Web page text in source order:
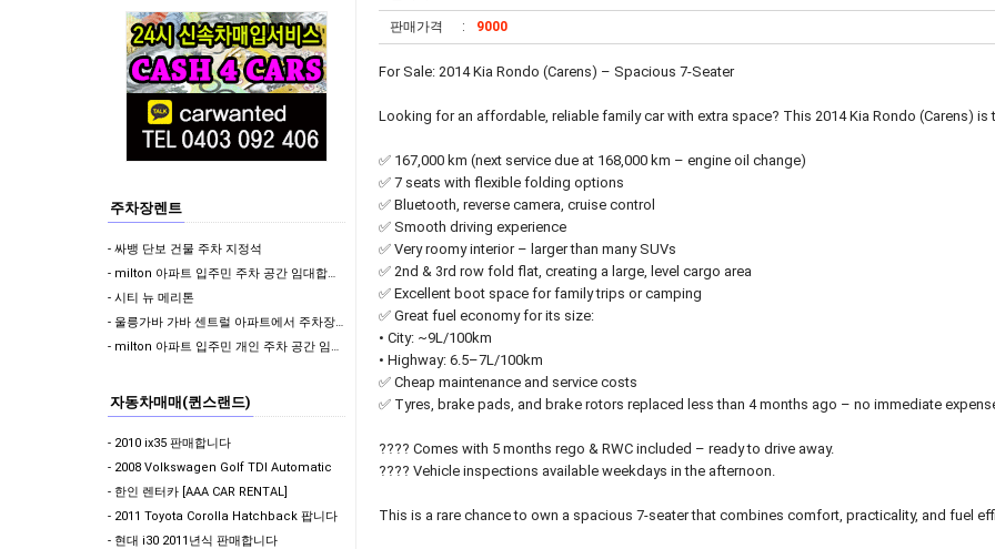
주차장렌트
- 싸뱅 단보 건물 주차 지정석
- milton 아파트 입주민 주차 공간 임대합니다 (지정석) !!
- 시티 뉴 메리톤
- 울릉가바 가바 센트럴 아파트에서 주차장 렌트합니다
- milton 아파트 입주민 개인 주차 공간 임대합니다 (지정석) !!
자동차매매(퀸스랜드)
- 2010 ix35 판매합니다
- 2008 Volkswagen Golf TDI Automatic
- 한인 렌터카 [AAA CAR RENTAL]
- 2011 Toyota Corolla Hatchback 팝니다
- 현대 i30 2011년식 판매합니다
판매가격 9000
For Sale: 2014 Kia Rondo (Carens) – Spacious 7-Seater
Looking for an affordable, reliable family car with extra space? This 2014 Kia Rondo (Carens) is
✅ 167,000 km (next service due at 168,000 km – engine oil change)
✅ 7 seats with flexible folding options
✅ Bluetooth, reverse camera, cruise control
✅ Smooth driving experience
✅ Very roomy interior – larger than many SUVs
✅ 2nd & 3rd row fold flat, creating a large, level cargo area
✅ Excellent boot space for family trips or camping
✅ Great fuel economy for its size:
• City: ~9L/100km
• Highway: 6.5–7L/100km
✅ Cheap maintenance and service costs
✅ Tyres, brake pads, and brake rotors replaced less than 4 months ago – no immediate
???? Comes with 5 months rego & RWC included – ready to drive away.
???? Vehicle inspections available weekdays in the afternoon.
This is a rare chance to own a spacious 7-seater that combines comfort, practicality, and fuel